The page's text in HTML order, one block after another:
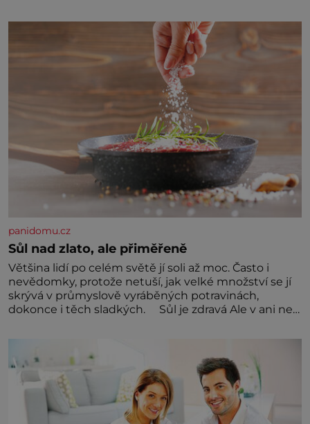
židovské kultury ŠTETL FEST 2026. Některé návraty
nejsou jednoduché. Místa, která si člověk pamatuje z
rodinných vyprávění, už dávno
panidomu.cz
Sůl nad zlato, ale přiměřeně
Většina lidí po celém světě jí soli až moc. Často i
nevědomky, protože netuší, jak velké množství se jí
skrývá v průmyslově vyráběných potravinách,
dokonce i těch sladkých. Sůl je zdravá Ale v ani ne
běžné. Její základní složky– sodík a chlór – jsou